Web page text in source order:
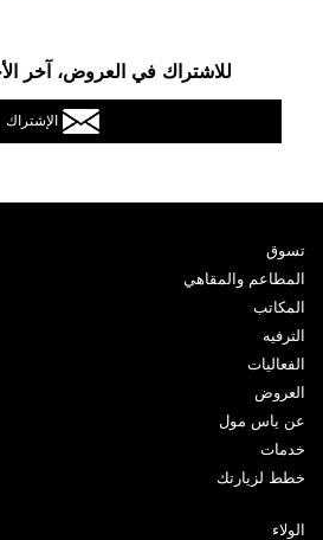
للاشتراك في العروض، آخر
الإشتراك
تسوق
المطاعم والمقاهي
المكاتب
الترفيه
الفعاليات
العروض
عن ياس مول
خدمات
خطط لزيارتك
الولاء